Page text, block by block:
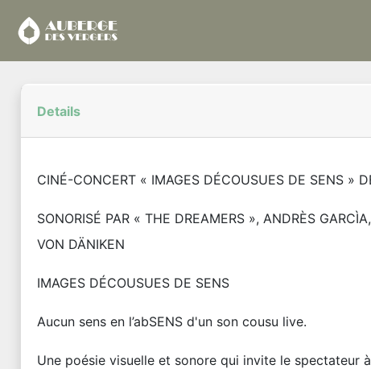
Details
CINÉ-CONCERT « IMAGES DÉCOUSUES DE SENS »
SONORISÉ PAR « THE DREAMERS », ANDRÈS
VON DÄNIKEN
IMAGES DÉCOUSUES DE SENS
Aucun sens en l’abSENS d'un son cousu live.
Une poésie visuelle et sonore qui invite le spectateur